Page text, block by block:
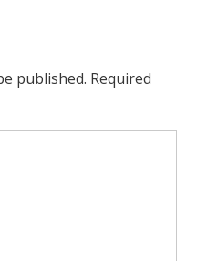
published. Required